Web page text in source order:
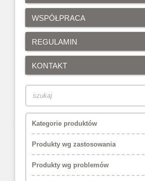
WSPÓŁPRACA
REGULAMIN
KONTAKT
Kategorie produktów
Produkty wg zastosowania
Produkty wg problemów